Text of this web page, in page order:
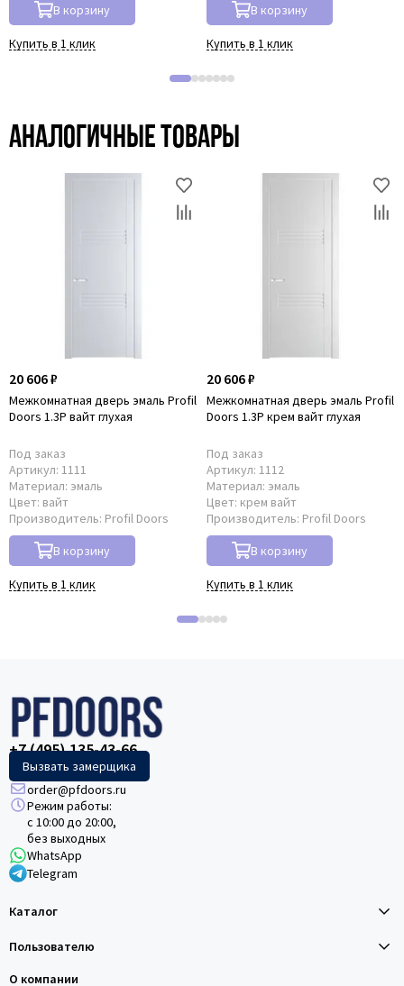
В корзину
Купить в 1 клик
В корзину
Купить в 1 клик
Аналогичные товары
20 606 ₽
Межкомнатная дверь эмаль Profil
Doors 1.3P вайт глухая
Под заказ
Артикул: 1111
Материал: эмаль
Цвет: вайт
Производитель: Profil Doors
В корзину
Купить в 1 клик
20 606 ₽
Межкомнатная дверь эмаль Profil
Doors 1.3P крем вайт глухая
Под заказ
Артикул: 1112
Материал: эмаль
Цвет: крем вайт
Производитель: Profil Doors
В корзину
Купить в 1 клик
+7 (495) 135-43-66
Вызвать замерщика
order@pfdoors.ru
Режим работы:
с 10:00 до 20:00,
без выходных
WhatsApp
Telegram
Каталог
Пользователю
О компании